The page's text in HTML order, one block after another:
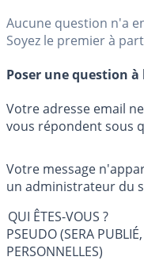
Aucune question n'a
Soyez le premier à
Poser une question
Votre adresse email
vous répondent sous
Votre message
un administrateur du
QUI ÊTES-VOUS ?
PSEUDO (SERA
PERSONNELLES)